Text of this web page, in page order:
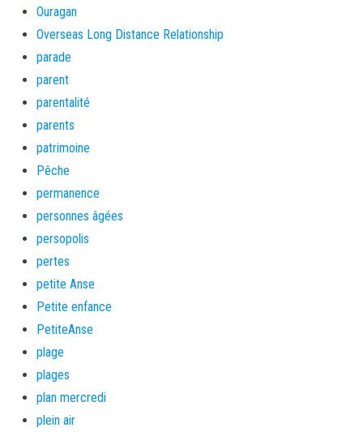
Ouragan
Overseas Long Distance Relationship
parade
parent
parentalité
parents
patrimoine
Pêche
permanence
personnes âgées
persopolis
pertes
petite Anse
Petite enfance
PetiteAnse
plage
plages
plan mercredi
plein air